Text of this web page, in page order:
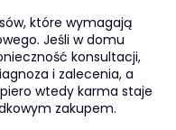
które wymagają
Jeśli w domu
konsultacji,
i zalecenia, a
wtedy karma staje
zakupem.